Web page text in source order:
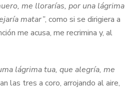
me llorarías, por una lágrima
matar”, como si se dirigiera a
me acusa, me recrimina y, al
lágrima tua, que alegría, me
las tres a coro, arrojando al aire,